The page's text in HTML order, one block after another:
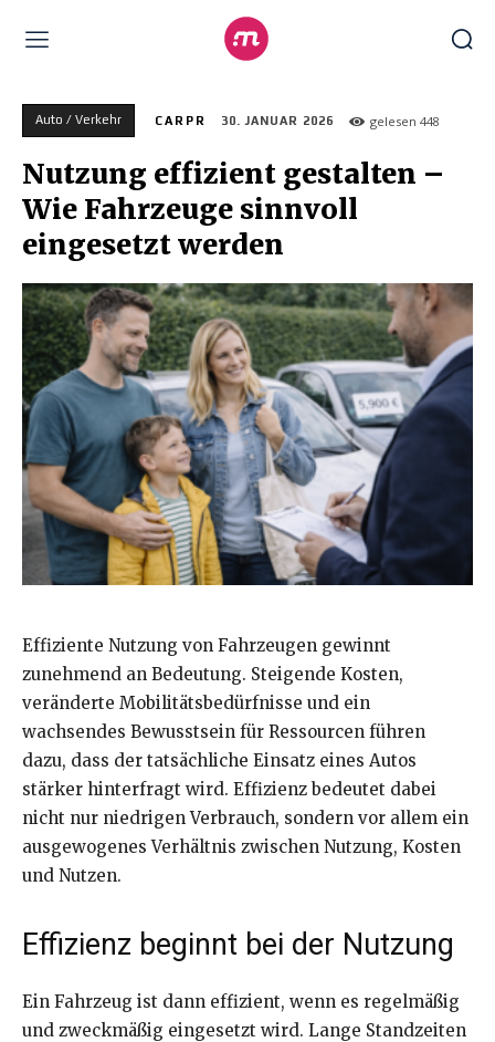
Auto / Verkehr CARPR 30. JANUAR 2026 gelesen 448
Nutzung effizient gestalten –
Wie Fahrzeuge sinnvoll
eingesetzt werden
Effiziente Nutzung von Fahrzeugen gewinnt
zunehmend an Bedeutung. Steigende Kosten,
veränderte Mobilitätsbedürfnisse und ein
wachsendes Bewusstsein für Ressourcen führen
dazu, dass der tatsächliche Einsatz eines Autos
stärker hinterfragt wird. Effizienz bedeutet dabei
nicht nur niedrigen Verbrauch, sondern vor allem ein
ausgewogenes Verhältnis zwischen Nutzung, Kosten
und Nutzen.
Effizienz beginnt bei der Nutzung
Ein Fahrzeug ist dann effizient, wenn es regelmäßig
und zweckmäßig eingesetzt wird. Lange Standzeiten